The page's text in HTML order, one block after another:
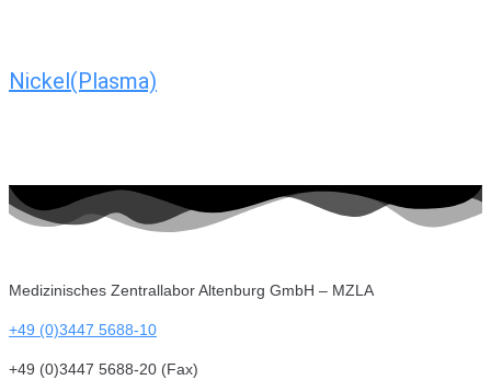
Nickel(Plasma)
Medizinisches Zentrallabor Altenburg GmbH – MZLA
+49 (0)3447 5688-10
+49 (0)3447 5688-20 (Fax)